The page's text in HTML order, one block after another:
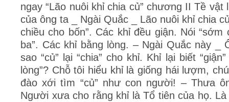
ngay “Lão nuôi khỉ chia củ” chương II Tề vật
của ông ta _ Ngài Quắc _ Lão nuôi khỉ chia
chiều cho bốn”. Các khỉ đều giận. Nói “sớm
ba”. Các khỉ bằng lòng. – Ngài Quắc này _
sao “củ” lại “chia” cho khỉ. Khỉ lại biết
lòng”? Chỗ tôi hiểu khỉ là giống hái lượm,
đào xới tìm “củ” như con người! – Thưa
Người xưa cho rằng khỉ là Tổ tiên của họ.